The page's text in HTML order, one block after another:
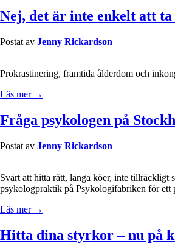
Nej, det är inte enkelt att ta
Postat av Jenny Rickardson
Prokrastinering, framtida ålderdom och
Läs mer →
Fråga psykologen på
Postat av Jenny Rickardson
Svårt att hitta rätt, långa köer, inte tillräckligt
psykologpraktik på Psykologifabriken för
Läs mer →
Hitta dina styrkor – nu på